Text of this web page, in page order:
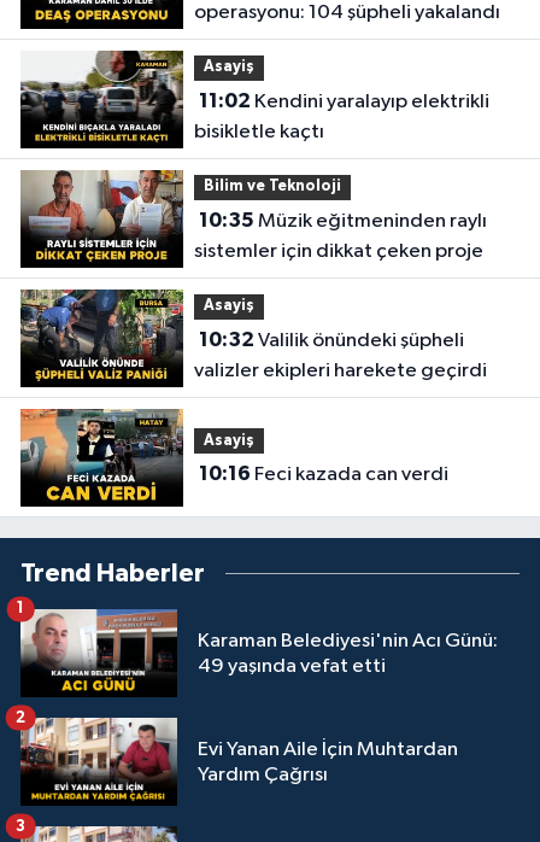
operasyonu: 104 şüpheli yakalandı
Asayiş
11:02
bisikletle kaçtı
Bilim ve Teknoloji
10:35
sistemler için dikkat çeken proje
Asayiş
10:32
valizler ekipleri harekete geçirdi
Asayiş
10:16 Feci kazada can verdi
Trend Haberler
Karaman Belediyesi'nin Acı Günü:
49 yaşında vefat etti
1
Evi Yanan Aile İçin Muhtardan
Yardım Çağrısı
2
3